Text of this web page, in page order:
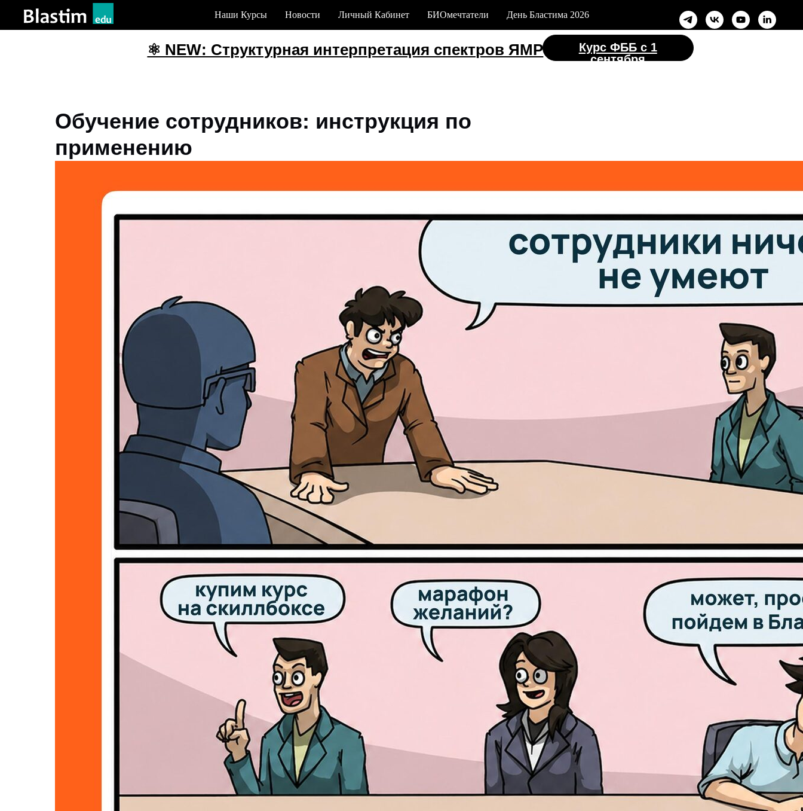
Наши Курсы Новости Личный Кабинет БИОмечтатели День Бластима 2026
⚛️ NEW: Структурная интерпретация спектров ЯМР
Курс ФББ с 1
сентября
Обучение сотрудников: инструкция по
применению